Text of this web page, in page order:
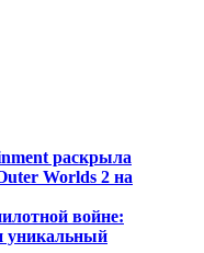
раскрыла
Worlds 2 на
войне:
уникальный